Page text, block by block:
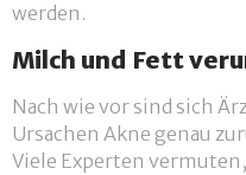
werden.
Milch und Fett
Nach wie vor sind sich
Ursachen Akne genau
Viele Experten